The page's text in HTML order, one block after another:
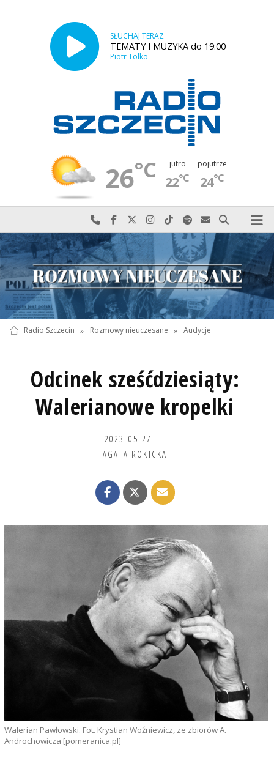
SŁUCHAJ TERAZ
TEMATY I MUZYKA do 19:00
Piotr Tolko
26°C jutro
22°C
pojutrze
24°C
Najlepiej po prostu do nas zadzwoń
Odwiedź nas na Facebook-u
Odwiedź nas na X
Odwiedź nas na Instagram-ie
Odwiedź nas na TikTok-u
Szukaj nas na Spotify
Wyślij do nas
Szukaj
Radio Szczecin » Rozmowy nieuczesane » Audycje
Odcinek sześćdziesiąty:
Walerianowe kropelki
2023-05-27
AGATA ROKICKA
Walerian Pawłowski. Fot. Krystian Woźniewicz, ze zbiorów A.
Androchowicza [pomeranica.pl]